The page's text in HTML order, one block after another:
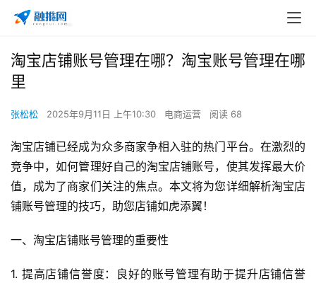
淘宝店铺账号管理在哪？淘宝账号管理在哪
里
张松松 2025年9月11日 上午10:30 电商运营 阅读 68
淘宝店铺已经成为众多商家争相入驻的热门平台。在激烈的
竞争中，如何管理好自己的淘宝店铺账号，使其发挥最大价
值，成为了商家们关注的焦点。本文将为您详细解析淘宝店
铺账号管理的技巧，助您店铺如虎添翼！
一、淘宝店铺账号管理的重要性
1. 提高店铺信誉度：良好的账号管理有助于提升店铺信誉